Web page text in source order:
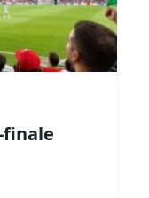
finale